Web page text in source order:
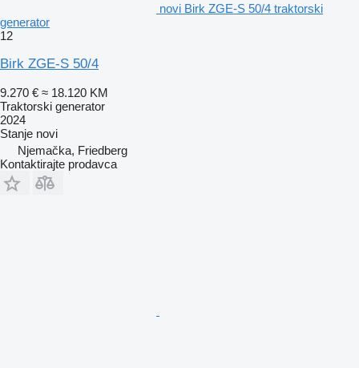
novi Birk ZGE-S 50/4 traktorski
generator
12
Birk ZGE-S 50/4
9.270 € ≈ 18.120 KM
Traktorski generator
2024
Stanje novi
Njemačka, Friedberg
Kontaktirajte prodavca